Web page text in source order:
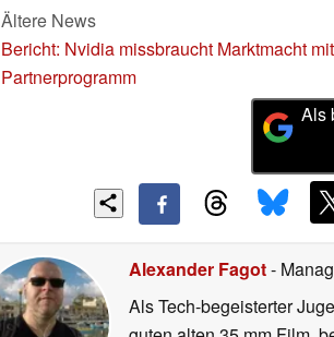
Ältere News
Bericht: Nvidia missbraucht Marktmacht
Partnerprogramm
Als
Alexander Fagot-
Als Tech-begeisterter